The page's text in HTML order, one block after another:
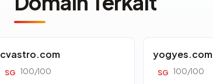
cvastro.com
SG 100/100
yogyes.com
SG 100/100